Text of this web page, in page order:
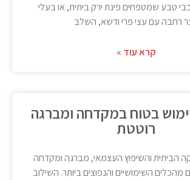
טבע שמטפחים פינת ירק ביתית, או בעלי
רחבה עם עצי פרי ודשא, השלב
קרא עוד »
בטוח במקדחה ומברגה
רוטטת
הביתית והשיפוץ העצמאי, מברגה ומקדחה
מהכלים השימושיים והנפוצים ביותר. השילוב